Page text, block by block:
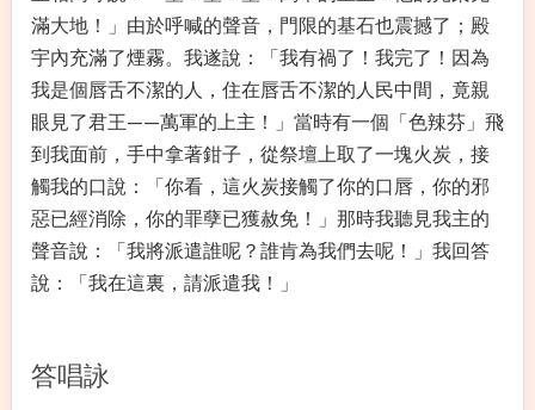
滿大地！」由於呼喊的聲音，門限的基石也震撼了；殿
宇內充滿了煙霧。我遂說：「我有禍了！我完了！因為
我是個唇舌不潔的人，住在唇舌不潔的人民中間，竟親
眼見了君王——萬軍的上主！」當時有一個「色辣芬」飛
到我面前，手中拿著鉗子，從祭壇上取了一塊火炭，接
觸我的口說：「你看，這火炭接觸了你的口唇，你的邪
惡已經消除，你的罪孽已獲赦免！」那時我聽見我主的
聲音說：「我將派遣誰呢？誰肯為我們去呢！」我回答
說：「我在這裏，請派遣我！」
答唱詠